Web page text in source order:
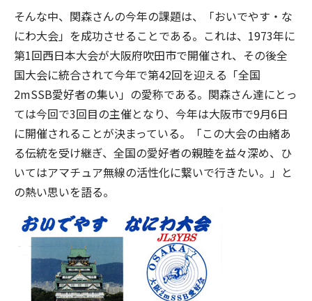
そんな中、関森さんの今年の課題は、「おいでやす・な
にわ大会」を成功させることである。これは、1973年に
第1回西日本大会が大阪府吹田市で開催され、その後全
国大会に統合されて今年で第42回を迎える「全国
2mSSB愛好者の集い」の愛称である。関森さん達にとっ
ては今回で3回目の主催となり、今年は大阪市で9月6日
に開催されることが決まっている。「この大会の由緒あ
る伝統を受け継ぎ、全国の愛好者の親睦を益々深め、ひ
いてはアマチュア無線の活性化に繋いで行きたい。」と
の熱い思いを語る。